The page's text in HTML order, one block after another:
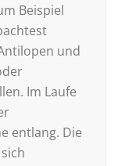
Beispiel
und
Im Laufe
entlang. Die